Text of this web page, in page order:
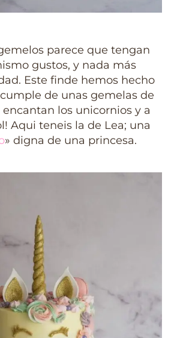
parece que tengan
gustos, y nada más
Este finde hemos hecho
de unas gemelas de
encantan los unicornios y a
Aqui teneis la de Lea; una
» digna de una princesa.